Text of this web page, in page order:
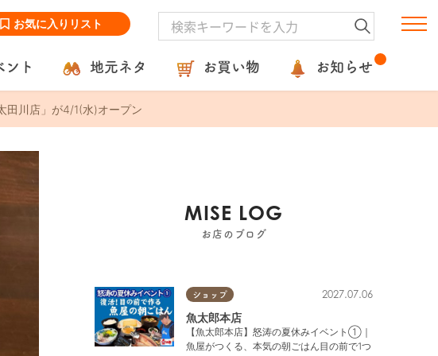
お気に入りリスト
ント 地元ネタ お買い物 お知らせ
田川店」が4/1(水)オープン
MISE LOG
お店のブログ
ショップ 2027.07.06
魚太郎本店
【魚太郎本店】怒涛の夏休みイベント①｜
魚屋がつくる、本気の朝ごはん目の前で1つ